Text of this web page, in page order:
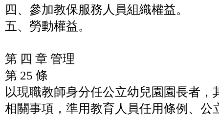
四、參加教保服務人員組織權益。
五、勞動權益。
第 四 章 管理
第 25 條
以現職教師身分任公立幼兒園園長者，
相關事項，準用教育人員任用條例、公